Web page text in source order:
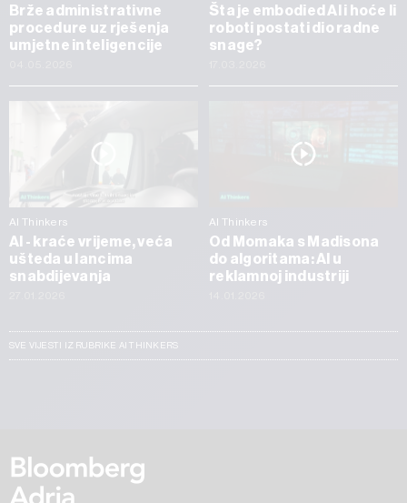
Brže administrativne
procedure uz rješenja
umjetne inteligencije
Šta je embodied AI i hoće li
roboti postati dio radne
snage?
AI Thinkers
AI - kraće vrijeme, veća
ušteda u lancima
snabdijevanja
AI Thinkers
Od Momaka s Madisona
do algoritama: AI u
reklamnoj industriji
SVE VIJESTI IZ RUBRIKE AI THINKERS